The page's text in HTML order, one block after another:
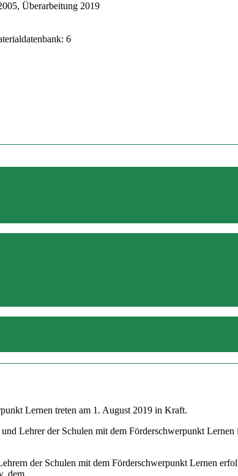
Überarbeitung 2019
6
Lernen treten am 1. August 2019 in Kraft.
Lehrer der Schulen mit dem Förderschwerpunkt
der Schulen mit dem Förderschwerpunkt Lernen
dem